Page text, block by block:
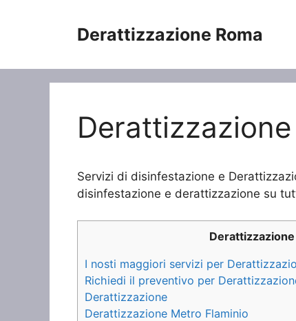
Derattizzazione Roma
Servizi di disinfestazione e
disinfestazione e derattizzazione su
Derattizzazione
I nosti maggiori servizi per
Richiedi il preventivo per
Derattizzazione
Derattizzazione Metro Flaminio